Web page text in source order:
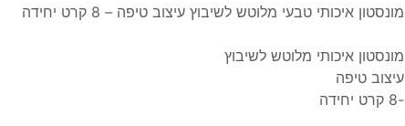
מונסטון איכותי טבעי מלוטש לשיבוץ עיצוב טיפה – 8 קרט יחידה
מונסטון איכותי מלוטש לשיבוץ
עיצוב טיפה
-8 קרט יחידה